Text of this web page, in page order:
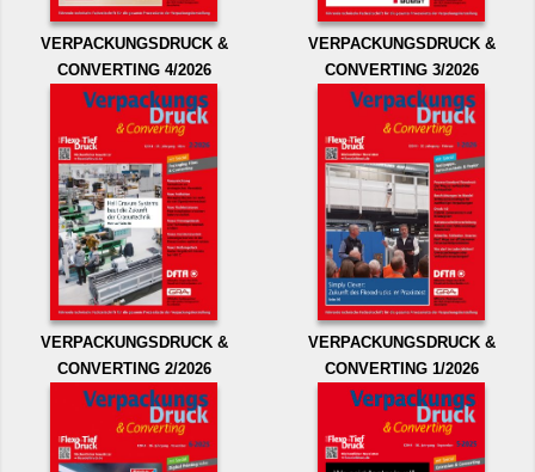
VERPACKUNGSDRUCK &
CONVERTING 4/2026
VERPACKUNGSDRUCK &
CONVERTING 3/2026
VERPACKUNGSDRUCK &
CONVERTING 2/2026
VERPACKUNGSDRUCK &
CONVERTING 1/2026